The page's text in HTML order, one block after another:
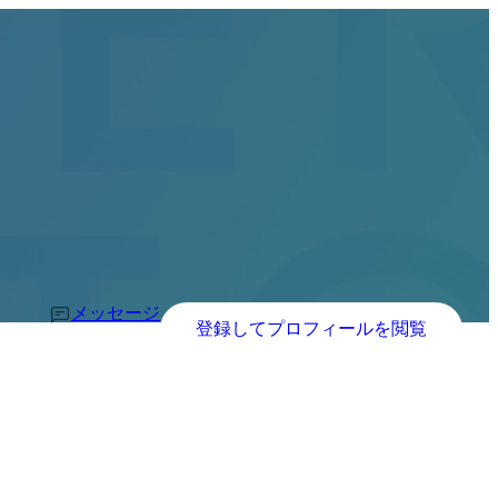
メッセージ
登録してプロフィールを閲覧